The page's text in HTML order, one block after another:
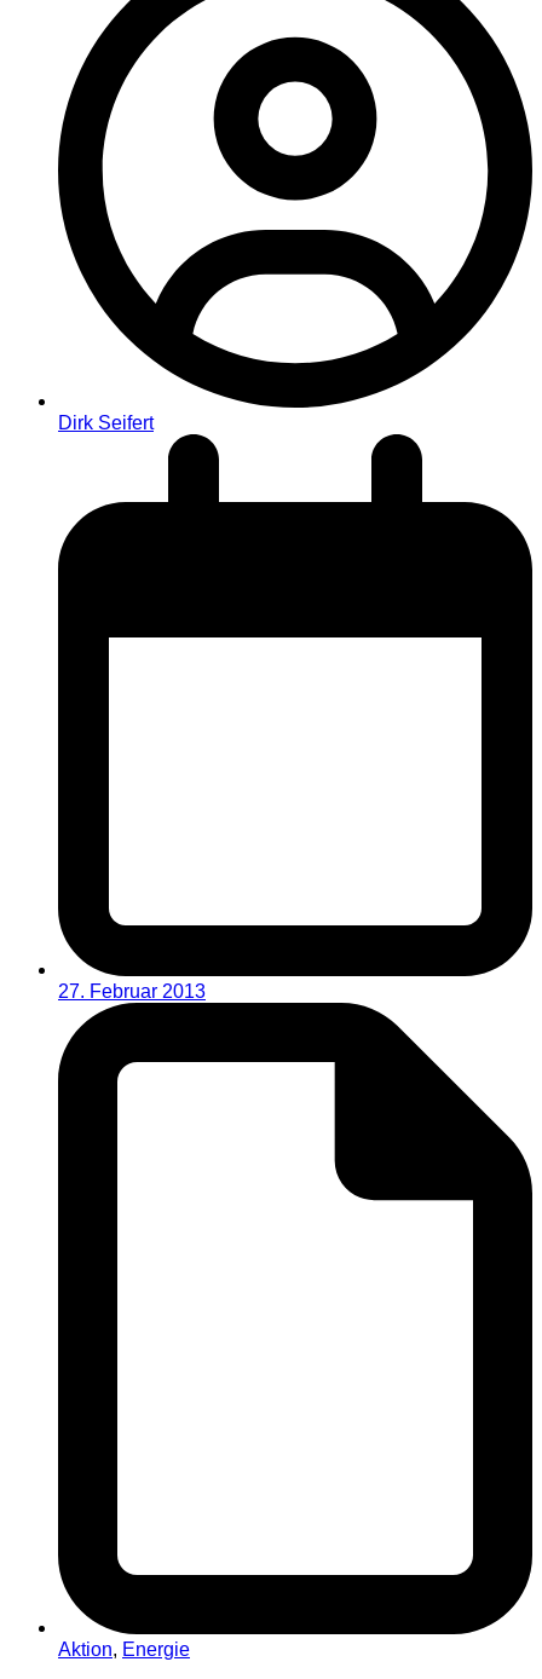
Dirk Seifert
27. Februar 2013
Aktion, Energie